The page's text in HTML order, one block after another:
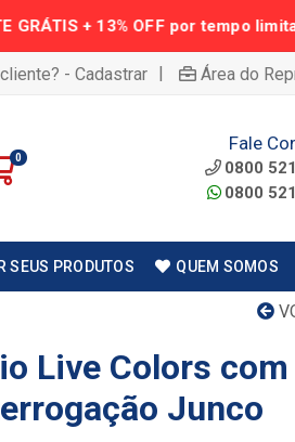
- Cadastrar | Área do
0
Fale
0800
0800
SEUS PRODUTOS QUEM SOMOS
Live Colors com
Junco